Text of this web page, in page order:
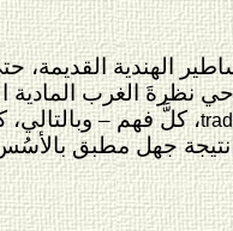
الهندية القديمة،
نظرةَ الغرب المادية
، كلَّ فهم –
نتيجة جهل مطبق